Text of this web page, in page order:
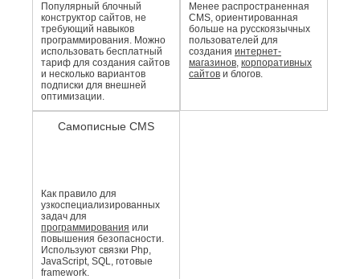
Популярный блочный
конструктор сайтов, не
требующий навыков
программирования. Можно
использовать бесплатный
тариф для создания сайтов
и несколько вариантов
подписки для внешней
оптимизации.
Менее распро­страненная
CMS, ориентированная
больше на русскоязычных
пользователей для
создания интернет-
магазинов, корпоративных
сайтов и блогов.
Самописные CMS
Как правило для
узкоспециали­зированных
задач для
программирования или
повышения безопасности.
Используют связки Php,
JavaScript, SQL, готовые
framework.